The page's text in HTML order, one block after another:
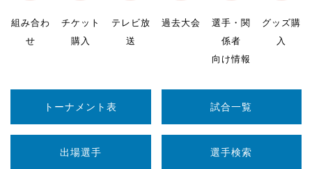
組み合わ
せ
チケット
購入
テレビ放
送
過去大会
選手・関
係者
向け情報
グッズ購
入
トーナメント表 試合一覧
出場選手 選手検索